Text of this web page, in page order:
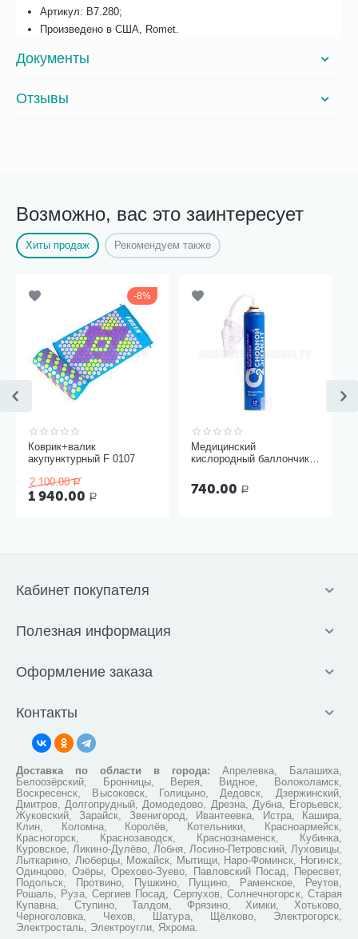
Артикул: B7.280;
Произведено в США, Romet.
Документы
Отзывы
Возможно, вас это заинтересует
Хиты продаж Рекомендуем также
8%
Коврик+валик
акупунктурный F 0107
2 100.00 Р
1 940.00 Р
Медицинский
кислородный баллончик
литров с мягкой маской
740.00 Р
Кабинет покупателя
Полезная информация
Оформление заказа
Контакты
Доставка по области в города: Апрелевка, Балашиха,
Белоозёрский, Бронницы, Верея, Видное, Волоколамск,
Воскресенск, Высоковск, Голицыно, Дедовск, Дзержинский,
Дмитров, Долгопрудный, Домодедово, Дрезна, Дубна, Егорьевск,
Жуковский, Зарайск, Звенигород, Ивантеевка, Истра, Кашира,
Клин, Коломна, Королёв, Котельники, Красноармейск,
Красногорск, Краснозаводск, Краснознаменск, Кубинка,
Куровское, Ликино-Дулёво, Лобня, Лосино-Петровский, Луховицы,
Лыткарино, Люберцы, Можайск, Мытищи, Наро-Фоминск, Ногинск,
Одинцово, Озёры, Орехово-Зуево, Павловский Посад, Пересвет,
Подольск, Протвино, Пушкино, Пущино, Раменское, Реутов,
Рошаль, Руза, Сергиев Посад, Серпухов, Солнечногорск, Старая
Купавна, Ступино, Талдом, Фрязино, Химки, Хотьково,
Черноголовка, Чехов, Шатура, Щёлково, Электрогорск,
Электросталь, Электроугли, Яхрома.